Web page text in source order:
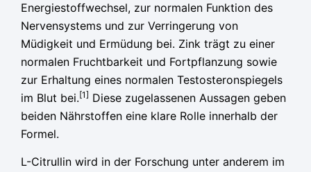
Energiestoffwechsel, zur normalen Funktion des
Nervensystems und zur Verringerung von
Müdigkeit und Ermüdung bei. Zink trägt zu einer
normalen Fruchtbarkeit und Fortpflanzung sowie
zur Erhaltung eines normalen Testosteronspiegels
im Blut bei.[1] Diese zugelassenen Aussagen geben
beiden Nährstoffen eine klare Rolle innerhalb der
Formel.
L-Citrullin wird in der Forschung unter anderem im